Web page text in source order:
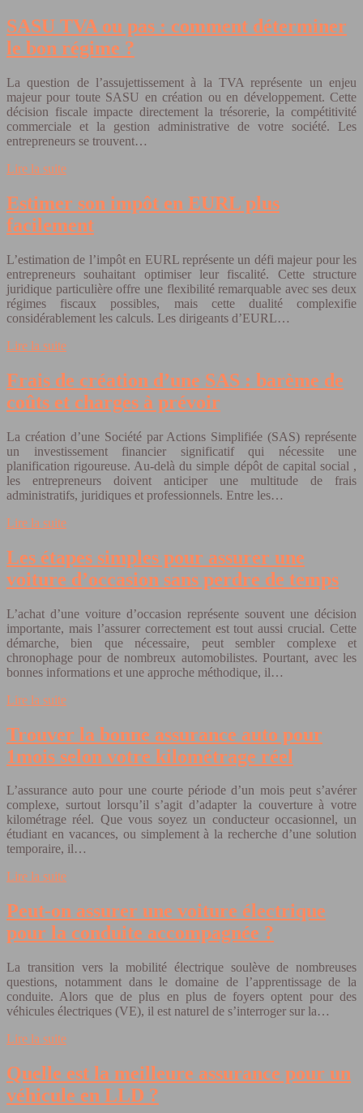
SASU TVA ou pas : comment déterminer
le bon régime ?
La question de l’assujettissement à la TVA représente un enjeu
majeur pour toute SASU en création ou en développement. Cette
décision fiscale impacte directement la trésorerie, la compétitivité
commerciale et la gestion administrative de votre société. Les
entrepreneurs se trouvent…
Lire la suite
Estimer son impôt en EURL plus
facilement
L’estimation de l’impôt en EURL représente un défi majeur pour les
entrepreneurs souhaitant optimiser leur fiscalité. Cette structure
juridique particulière offre une flexibilité remarquable avec ses deux
régimes fiscaux possibles, mais cette dualité complexifie
considérablement les calculs. Les dirigeants d’EURL…
Lire la suite
Frais de création d’une SAS : barème de
coûts et charges à prévoir
La création d’une Société par Actions Simplifiée (SAS) représente
un investissement financier significatif qui nécessite une
planification rigoureuse. Au-delà du simple dépôt de capital social ,
les entrepreneurs doivent anticiper une multitude de frais
administratifs, juridiques et professionnels. Entre les…
Lire la suite
Les étapes simples pour assurer une
voiture d’occasion sans perdre de temps
L’achat d’une voiture d’occasion représente souvent une décision
importante, mais l’assurer correctement est tout aussi crucial. Cette
démarche, bien que nécessaire, peut sembler complexe et
chronophage pour de nombreux automobilistes. Pourtant, avec les
bonnes informations et une approche méthodique, il…
Lire la suite
Trouver la bonne assurance auto pour
1mois selon votre kilométrage réel
L’assurance auto pour une courte période d’un mois peut s’avérer
complexe, surtout lorsqu’il s’agit d’adapter la couverture à votre
kilométrage réel. Que vous soyez un conducteur occasionnel, un
étudiant en vacances, ou simplement à la recherche d’une solution
temporaire, il…
Lire la suite
Peut-on assurer une voiture électrique
pour la conduite accompagnée ?
La transition vers la mobilité électrique soulève de nombreuses
questions, notamment dans le domaine de l’apprentissage de la
conduite. Alors que de plus en plus de foyers optent pour des
véhicules électriques (VE), il est naturel de s’interroger sur la…
Lire la suite
Quelle est la meilleure assurance pour un
véhicule en LLD ?